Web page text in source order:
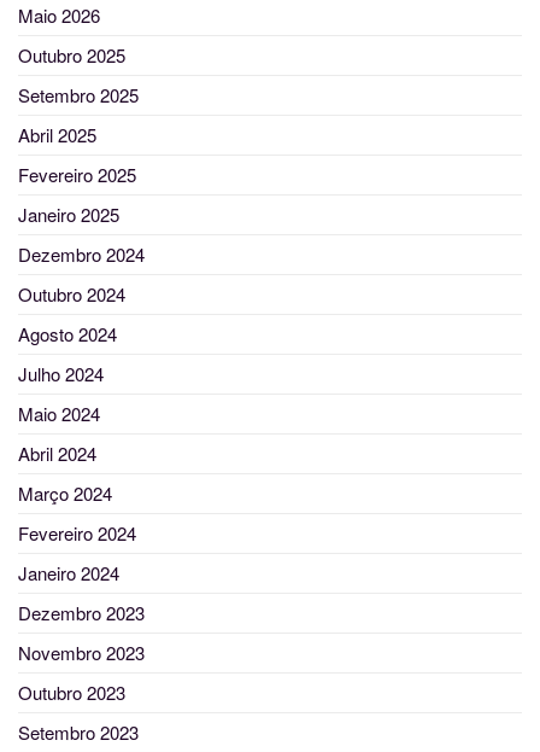
Maio 2026
Outubro 2025
Setembro 2025
Abril 2025
Fevereiro 2025
Janeiro 2025
Dezembro 2024
Outubro 2024
Agosto 2024
Julho 2024
Maio 2024
Abril 2024
Março 2024
Fevereiro 2024
Janeiro 2024
Dezembro 2023
Novembro 2023
Outubro 2023
Setembro 2023